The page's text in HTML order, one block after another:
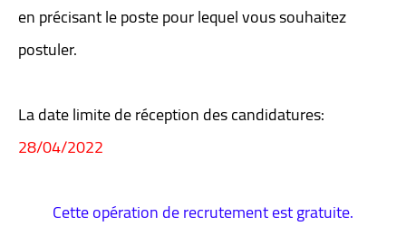
en précisant le poste pour lequel vous souhaitez
postuler.
La date limite de réception des candidatures:
28/04/2022
Cette opération de recrutement est gratuite.